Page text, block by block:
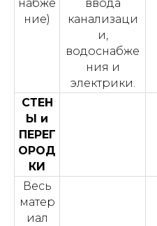
набже
ние)
ввода
канализаци
и,
водоснабже
ния и
электрики.
СТЕН
Ы и
ПЕРЕГ
ОРОД
КИ
Весь
матер
иал